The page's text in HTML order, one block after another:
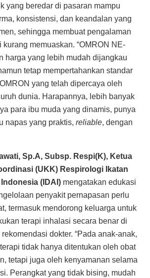
yang beredar di pasaran mampu
konsistensi, dan keandalan yang
sehingga membuat pengalaman
memuaskan. “OMRON NE-
harga yang lebih mudah dijangkau
tetap mempertahankan standar
yang telah dipercaya oleh
dunia. Harapannya, lebih banyak
para ibu muda yang dinamis, punya
napas yang praktis, reliable, dengan
Sp.A, Subsp. Respi(K), Ketua
(UKK) Respirologi Ikatan
(IDAI) mengatakan edukasi
penyakit pernapasan perlu
termasuk mendorong keluarga untuk
terapi inhalasi secara benar di
dokter. “Pada anak-anak,
tidak hanya ditentukan oleh obat
tetapi juga oleh kenyamanan selama
Perangkat yang tidak bising, mudah